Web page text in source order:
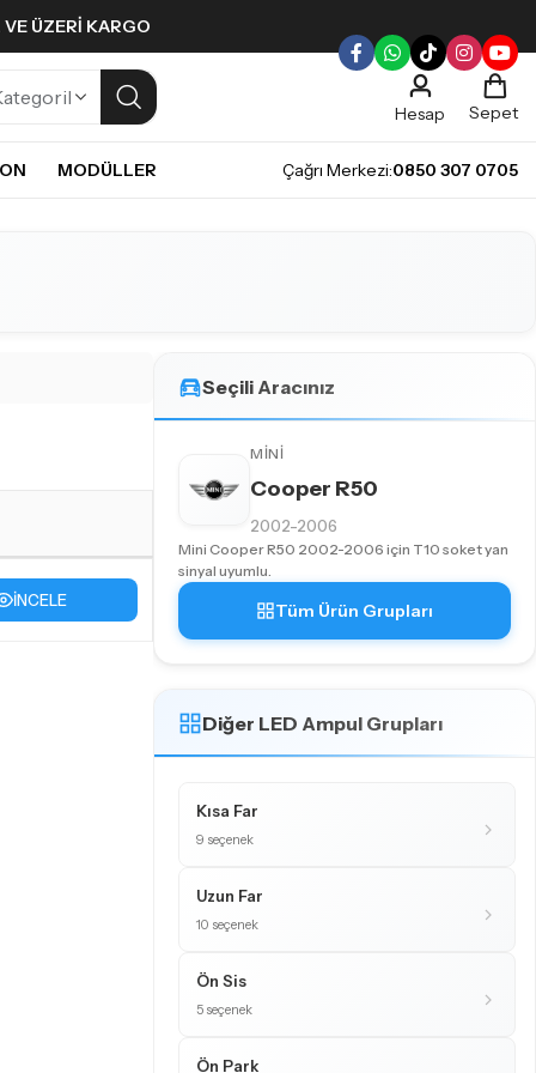
ÜZERI KARGO
Hesap
Sepet
MODÜLLER Çağrı Merkezi:0850 307 0705
İNCELE
Seçili Aracınız
MINI
Cooper R50
2002-2006
Mini Cooper R50 2002-2006 için T10 soket yan
sinyal uyumlu.
Tüm Ürün Grupları
Diğer LED Ampul Grupları
Kısa Far
9 seçenek
Uzun Far
10 seçenek
Ön Sis
5 seçenek
Ön Park